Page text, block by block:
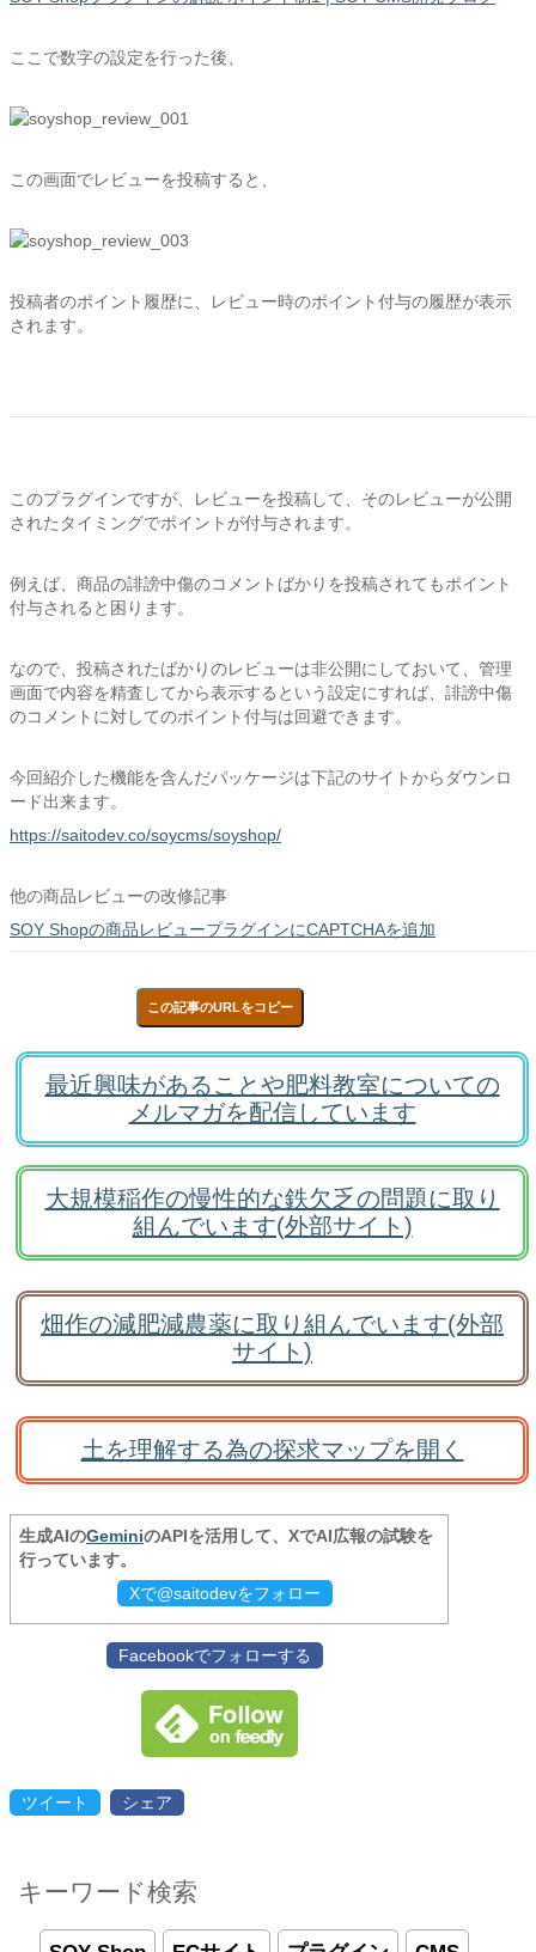
ここで数字の設定を行った後、
この画面でレビューを投稿すると、
投稿者のポイント履歴に、レビュー時のポイント付与の履歴が表示
されます。
このプラグインですが、レビューを投稿して、そのレビューが公開
されたタイミングでポイントが付与されます。
例えば、商品の誹謗中傷のコメントばかりを投稿されてもポイント
付与されると困ります。
なので、投稿されたばかりのレビューは非公開にしておいて、管理
画面で内容を精査してから表示するという設定にすれば、誹謗中傷
のコメントに対してのポイント付与は回避できます。
今回紹介した機能を含んだパッケージは下記のサイトからダウンロ
ード出来ます。
https://saitodev.co/soycms/soyshop/
他の商品レビューの改修記事
SOY Shopの商品レビュープラグインにCAPTCHAを追加
この記事のURLをコピー
最近興味があることや肥料教室についての
メルマガを配信しています
大規模稲作の慢性的な鉄欠乏の問題に取り
組んでいます(外部サイト)
畑作の減肥減農薬に取り組んでいます(外部
サイト)
土を理解する為の探求マップを開く
生成AIのGeminiのAPIを活用して、XでAI広報の試験を
行っています。
Xで@saitodevをフォロー
Facebookでフォローする
ツイート シェア
キーワード検索